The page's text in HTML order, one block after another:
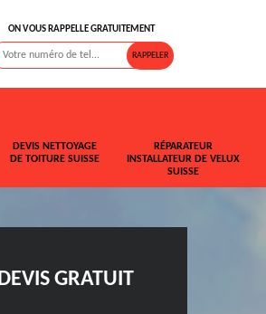
ON VOUS RAPPELLE GRATUITEMENT
DEVIS NETTOYAGE
DE TOITURE SUISSE
RÉPARATEUR
INSTALLATEUR DE VELUX
SUISSE
DEVIS GRATUIT